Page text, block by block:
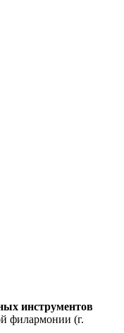
инструментов
филармонии (г.